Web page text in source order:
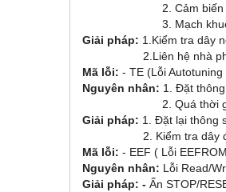
2. Cảm biến
3. Mạch khuếch đại
Giải pháp: 1.Kiểm tra dây
2.Liên hệ nhà
Mã lỗi: - TE (Lỗi Autotuning
Nguyên nhân: 1. Đặt
2. Quá thời gian
Giải pháp: 1. Đặt lại thông
2. Kiểm tra dây
Mã lỗi: - EEF ( Lỗi
Nguyên nhân: Lỗi Read/
Giải pháp: - Ấn STOP/